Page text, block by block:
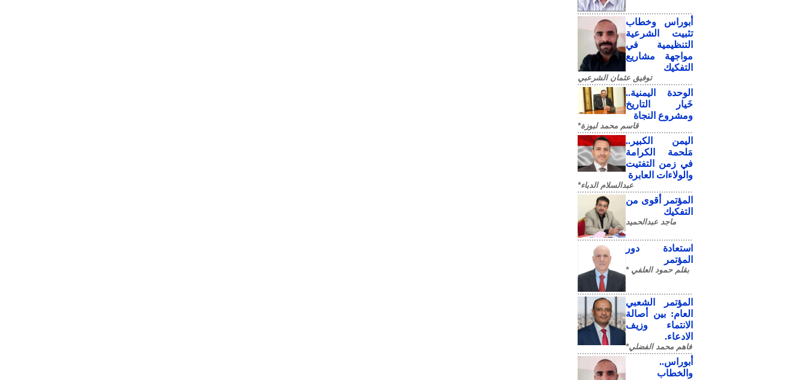
أبوراس وخطاب
تثبيت الشرعية
التنظيمية في
مواجهة مشاريع
التفكيك
توفيق عثمان الشرعبي
الوحدة اليمنية..
خَيار التاريخ
ومشروع النجاة
قاسم محمد لبوزة*
​اليمن الكبير..
مَلحمة الكرامة
في زمن التفتيت
والولاءات العابرة
عبدالسلام الدباء*
المؤتمر أقوى من
التفكيك
ماجد عبدالحميد
استعادة دور
المؤتمر
بقلم حمود العلفي *
المؤتمر الشعبي
العام: بين أصالة
الانتماء وزيف
الادعاء.
فاهم محمد الفضلي*
أبوراس..
والخطاب